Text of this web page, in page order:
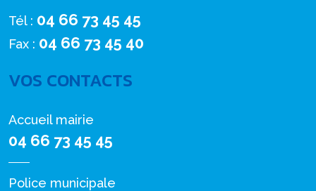
Tél : 04 66 73 45 45
Fax : 04 66 73 45 40
VOS CONTACTS
Accueil mairie
04 66 73 45 45
Police municipale